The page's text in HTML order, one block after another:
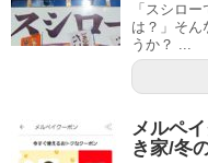
「スシロ
は？」そん
うか？ ...
メルペ
き家/冬